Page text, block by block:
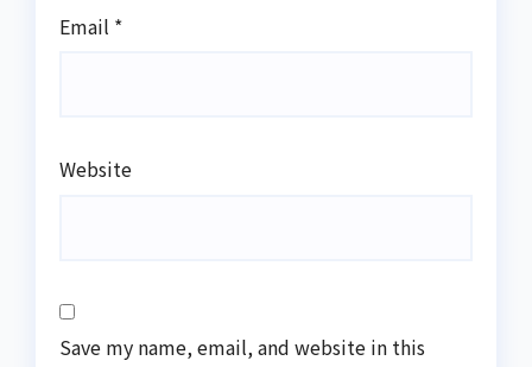
Email *
Website
Save my name, email, and website in this